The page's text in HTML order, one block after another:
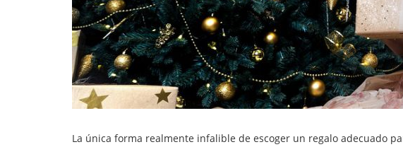
La única forma realmente infalible de escoger un regalo adecuado